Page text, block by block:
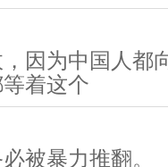
因为中国人都
着这个
被暴力推翻。